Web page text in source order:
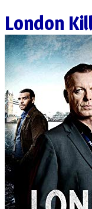
London